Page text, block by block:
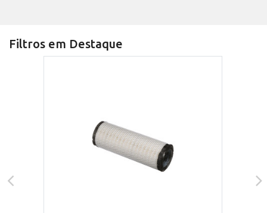
Filtros em Destaque